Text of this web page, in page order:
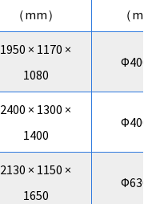
（mm） （
1950 × 1170 ×
1080
Φ400
2400 × 1300 ×
1400
Φ400
2130 × 1150 ×
1650
Φ630